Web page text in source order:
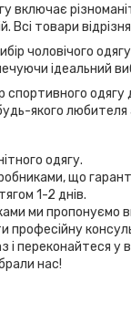
включає
Всі товари
чоловічого
ідеальний
одягу
якого любителя
одягу.
що
1-2 днів.
ми пропонуємо
переконайтеся у
нас!